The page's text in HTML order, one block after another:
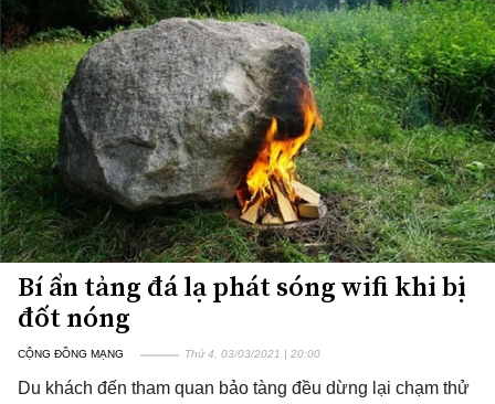
Bí ẩn tảng đá lạ phát sóng wifi khi bị
đốt nóng
CỘNG ĐỒNG MẠNG Thứ 4, 03/03/2021 | 20:00
Du khách đến tham quan bảo tàng đều dừng lại chạm thử